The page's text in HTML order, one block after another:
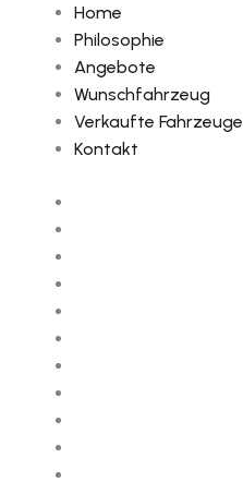
Home
Philosophie
Angebote
Wunschfahrzeug
Verkaufte Fahrzeuge
Kontakt